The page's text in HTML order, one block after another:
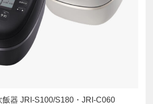
飯器 JRI-S100/S180・JRI-C060